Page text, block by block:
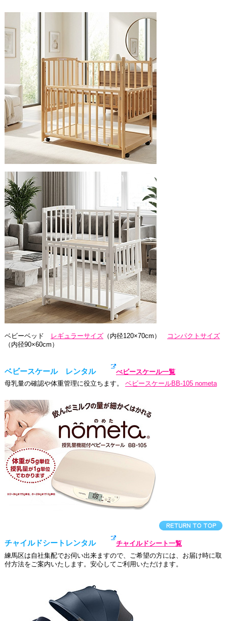
ベビーベッド レギュラーサイズ（内径120×70cm）
コンパクトサイズ
（内径90×60cm）
ベビースケール レンタル
べビースケール一覧
母乳量の確認や体重管理に役立ちます。 ベビースケールBB-105 nometa
チャイルドシートレンタル
チャイルドシート一覧
練馬区は自社集配でお伺い出来ますので、ご希望の方には、お届け時に取
付方法をご案内いたします。安心してご利用いただけます。